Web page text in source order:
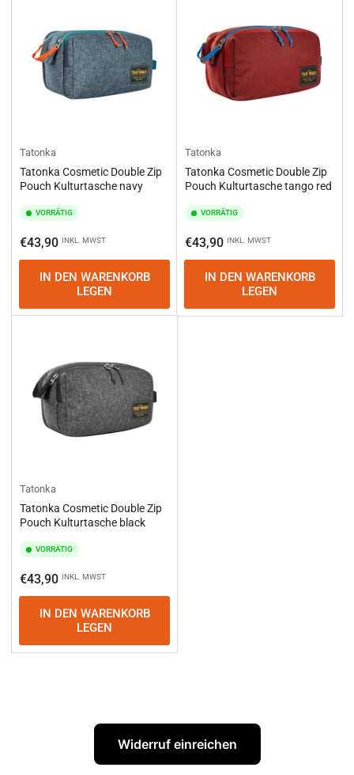
Tatonka
Tatonka Cosmetic Double Zip
Pouch Kulturtasche navy
VORRÄTIG
Normaler
Preis
€43,90 INKL. MWST
IN DEN WARENKORB
LEGEN
Tatonka
Tatonka Cosmetic Double Zip
Pouch Kulturtasche tango red
VORRÄTIG
Normaler
Preis
€43,90 INKL. MWST
IN DEN WARENKORB
LEGEN
Tatonka
Tatonka Cosmetic Double Zip
Pouch Kulturtasche black
VORRÄTIG
Normaler
Preis
€43,90 INKL. MWST
IN DEN WARENKORB
LEGEN
Widerruf einreichen